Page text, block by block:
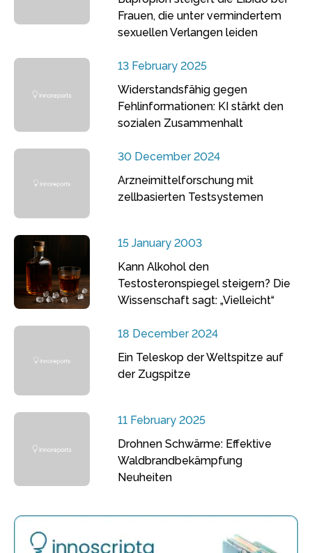
Frauen, die unter vermindertem
sexuellen Verlangen leiden
13 February 2025
Widerstandsfähig gegen
Fehlinformationen: KI stärkt den
sozialen Zusammenhalt
30 December 2024
Arzneimittelforschung mit
zellbasierten Testsystemen
15 January 2003
Kann Alkohol den
Testosteronspiegel steigern? Die
Wissenschaft sagt: „Vielleicht“
18 December 2024
Ein Teleskop der Weltspitze auf
der Zugspitze
11 February 2025
Drohnen Schwärme: Effektive
Waldbrandbekämpfung
Neuheiten